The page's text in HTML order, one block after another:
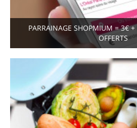
PARRAINAGE SHOPMIUM = 3€ +
OFFERTS